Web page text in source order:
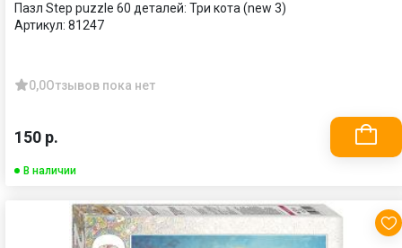
Пазл Step puzzle 60 деталей: Три кота (new 3)
Артикул: 81247
0,0Отзывов пока нет
150 р.
В наличии